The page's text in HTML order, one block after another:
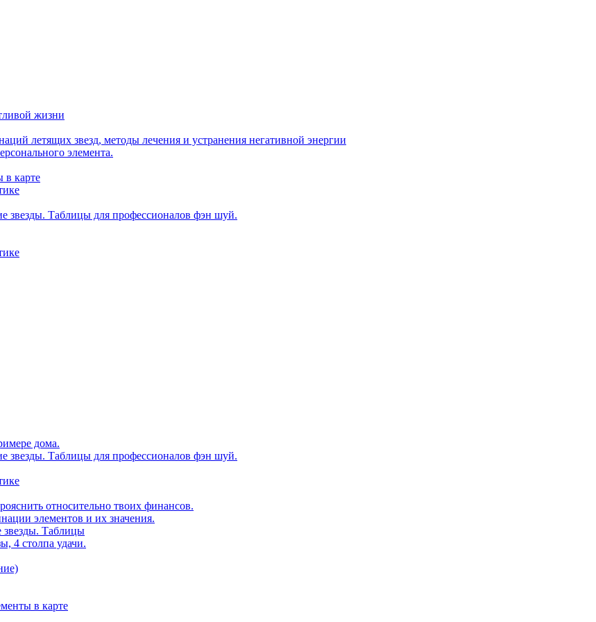
жизни
летящих звезд, методы лечения и устранения негативной энергии
элемента.
в карте
звезды. Таблицы для профессионалов фэн шуй.
дома.
звезды. Таблицы для профессионалов фэн шуй.
относительно твоих финансов.
элементов и их значения.
звезды. Таблицы
4 столпа удачи.
в карте